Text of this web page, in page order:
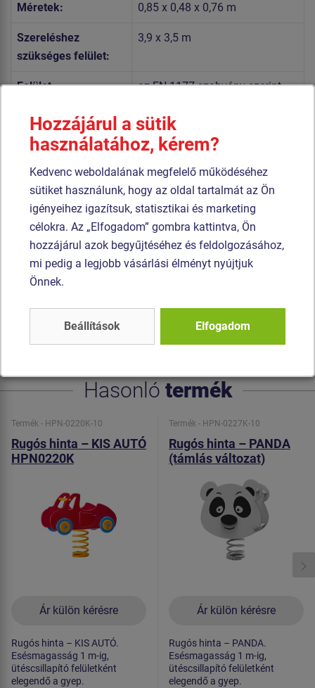
Méretek: 0,85 x 0,48 x 0,76 m
Szereléshez
szükséges felület:
3,9 x 3,5 m
Felület,
az EN 1177 szabvány szerint-
Szabvány:
MSZ EN 1176-1:2017+A1:2024
MSZ EN 1176-6:2017+AC:2026
A hinta váza és az ülőke rendkívül jó minőségű HDPE
műanyagból (teljesen festett nagy sűrűségű polietilénből
készülnek, melyet nagyfokú színállandóság, UV-álló
képesség és főleg biztonság jellemez, mivel nem törékeny,
és ezáltal a gyerekeket nem fenyegeti az éles letörött
részek általi sérülés veszélye). A hinták rugói speciális
rugóacélból készülnek, duplex rétegű égetett porfesték védi
az RAL szabvány szerint. Az összekötőelemek
horganyzottak vagy rozsdamentes acélból készülnek.
Hasonló termék
Termék - HPN-0220K-10
Rugós hinta – KIS AUTÓ
HPN0220K
Ár külön kérésre
Rugós hinta – KIS AUTÓ.
Esésmagasság 1 m-ig,
ütéscsillapító felületként
elegendő a gyep.
Termék - HPN-0227K-10
Rugós hinta – PANDA
(támlás változat)
Ár külön kérésre
Rugós hinta – PANDA.
Esésmagasság 1 m-ig,
ütéscsillapító felületként
elegendő a gyep.
Hozzájárul a sütik
használatához, kérem?
Kedvenc weboldalának megfelelő működéséhez
sütiket használunk, hogy az oldal tartalmát az Ön
igényeihez igazítsuk, statisztikai és marketing
célokra. Az „Elfogadom” gombra kattintva, Ön
hozzájárul azok begyűjtéséhez és feldolgozásához,
mi pedig a legjobb vásárlási élményt nyújtjuk
Önnek.
Beállítások Elfogadom